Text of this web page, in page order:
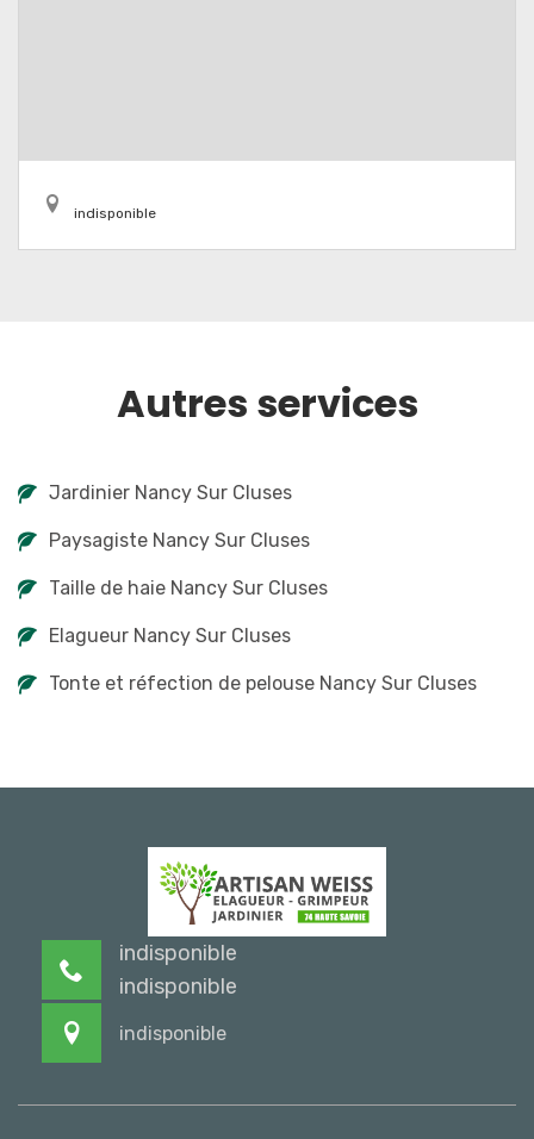
indisponible
Autres services
Jardinier Nancy Sur Cluses
Paysagiste Nancy Sur Cluses
Taille de haie Nancy Sur Cluses
Elagueur Nancy Sur Cluses
Tonte et réfection de pelouse Nancy Sur Cluses
indisponible
indisponible
indisponible